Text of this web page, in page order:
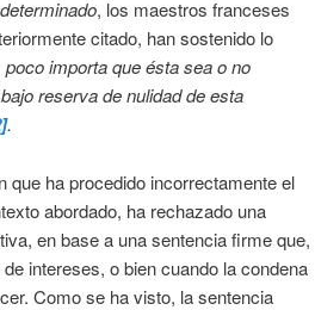
, los maestros franceses
citado, han sostenido lo
importa que ésta sea o no
reserva de nulidad de esta
.
ha procedido incorrectamente el
abordado, ha rechazado una
en base a una sentencia firme que,
intereses, o bien cuando la condena
Como se ha visto, la sentencia